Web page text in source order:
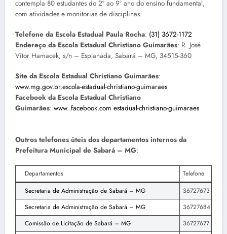
contempla 80 estudantes do 2º ao 9º ano do ensino fundamental,
com atividades e monitorias de disciplinas.
Telefone da Escola Estadual Paula Rocha: (31) 3672-1172
Endereço da Escola Estadual Christiano Guimarães: R. José
Vítor Hamacek, s/n – Esplanada, Sabará – MG, 34515-360
Site da Escola Estadual Christiano Guimarães:
www.mg.gov.br.escola-estadual-christiano-guimaraes
Facebook da Escola Estadual Christiano
Guimarães: www..facebook.com estadual-christiano-guimaraes
Outros telefones úteis dos departamentos internos da
Prefeitura Municipal de Sabará – MG:
Departamentos
Telefone
Secretaria de Administração de Sabará – MG
36727673
Secretaria de Administração de Sabará – MG
36727684
Comissão de Licitação de Sabará – MG
36727677